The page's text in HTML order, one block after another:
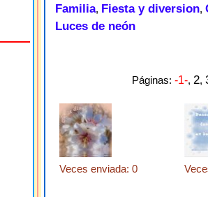
Familia, Fiesta y diversion,
Luces de neón
Páginas: -1-, 2,
Veces enviada: 0